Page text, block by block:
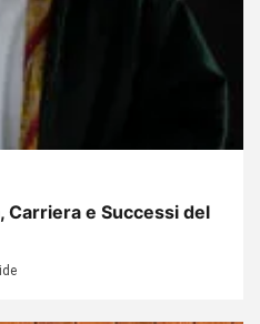
Carriera e Successi del